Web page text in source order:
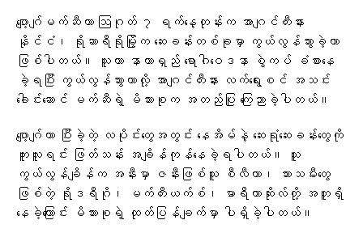
ဂျော့ဂျ်မက်ဆီဟာ ဩဂုတ် ၇ ရက်နေ့တုန်းက အာဂျင်တီးနား
နိုင်ငံ၊ ရိုဆာရီရိုမြို့က ဆေးခန်းတစ်ခုမှာ ကွယ်လွန်သွားခဲ့တာ
ဖြစ်ပါတယ်။ သူဟာ နာတာရှည် ရောဂါဝေဒနာ စွဲကပ် ခံစားနေ
ခဲ့ရပြီး ကွယ်လွန်သွားတာလို့ အာဂျင်တီးနား လက်ရွေးစင် အသင်း
ခေါင်းဆောင် မက်ဆီရဲ့ မိသားစုက အတည်ပြု ကြေညာခဲ့ပါတယ်။
ဂျော့ဂျ်ဟာ ပြီးခဲ့တဲ့ လပိုင်းတွေအတွင်း နေအိမ်နဲ့ ဆေးရုံဆေးခန်းတွေကို
ကူးလူးရင်း ဖြတ်သန်း အချိန်ကုန်နေခဲ့ရပါတယ်။ သူ
ကွယ်လွန်ချိန်က အနီးမှာ ဇနီးဖြစ်သူ စီလီယာ၊ သားသမီးတွေ
ဖြစ်တဲ့ ရိုဒရီဂို၊ မက်တီးယက်စ်၊ မာရီယာဆိုးလ်တို့ အတူရှိ
နေခဲ့ကြောင်း မိသားစုရဲ့ ထုတ်ပြန်ချက်မှာ ပါရှိခဲ့ပါတယ်။